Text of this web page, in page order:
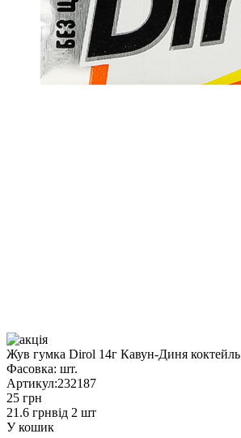
Жув гумка Dirol 14г Кавун-Диня коктейль
Фасовка: шт.
Артикул:232187
25 грн
21.6 грнвід 2 шт
У кошик